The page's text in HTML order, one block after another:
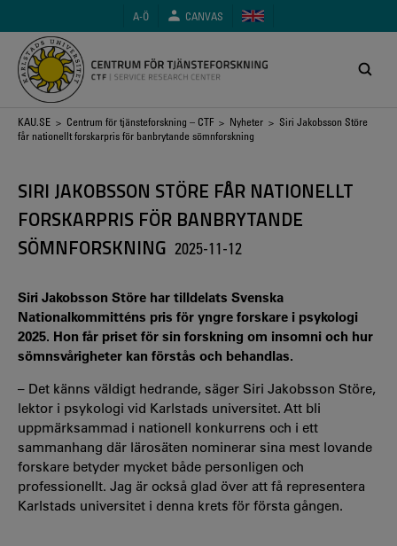
huvudinnehåll
A-Ö CANVAS
Länkstig
KAU.SE > Centrum för tjänsteforskning – CTF > Nyheter > Siri Jakobsson Störe
får nationellt forskarpris för banbrytande sömnforskning
SIRI JAKOBSSON STÖRE FÅR NATIONELLT
FORSKARPRIS FÖR BANBRYTANDE
SÖMNFORSKNING 2025-11-12
Siri Jakobsson Störe har tilldelats Svenska
Nationalkommitténs pris för yngre forskare i psykologi
2025. Hon får priset för sin forskning om insomni och hur
sömnsvårigheter kan förstås och behandlas.
– Det känns väldigt hedrande, säger Siri Jakobsson Störe,
lektor i psykologi vid Karlstads universitet. Att bli
uppmärksammad i nationell konkurrens och i ett
sammanhang där lärosäten nominerar sina mest lovande
forskare betyder mycket både personligen och
professionellt. Jag är också glad över att få representera
Karlstads universitet i denna krets för första gången.